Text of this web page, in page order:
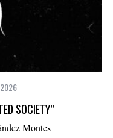
SOCIETY”
Montes